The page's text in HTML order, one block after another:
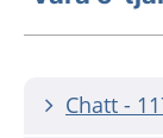
Chatt -